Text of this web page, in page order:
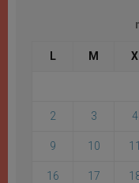
L M X
2 3 4
9 10 11
16 17